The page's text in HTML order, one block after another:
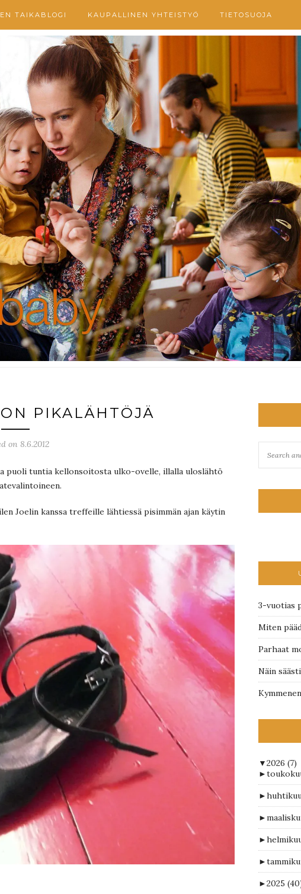
TAIKABLOGI KAUPALLINEN YHTEISTYÖ TIETOSUOJA
PIKALÄHTÖJÄ
on 8.6.2012
puoli tuntia kellonsoitosta ulko-ovelle, illalla uloslähtö
Joelin kanssa treffeille lähtiessä pisimmän ajan käytin
3-vuotias
Miten
Parhaat
Näin
▼2026 (7)
►
►
►
►
►
►2025